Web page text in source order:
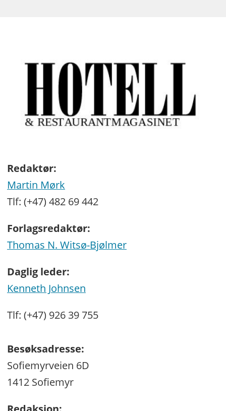
Redaktør:
Martin Mørk
Tlf: (+47) 482 69 442
Forlagsredaktør:
Thomas N. Witsø-Bjølmer
Daglig leder:
Kenneth Johnsen
Tlf: (+47) 926 39 755
Besøksadresse:
Sofiemyrveien 6D
1412 Sofiemyr